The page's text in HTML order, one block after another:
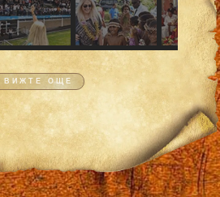
ВИЖТЕ ОЩЕ